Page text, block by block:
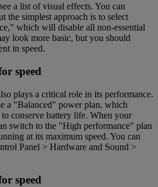
a list of visual effects. You can
the simplest approach is to select
which will disable all non-essential
look more basic, but you should
in speed.
speed
plays a critical role in its performance.
a "Balanced" power plan, which
conserve battery life. When your
switch to the "High performance" plan
at its maximum speed. You can
Panel > Hardware and Sound >
speed